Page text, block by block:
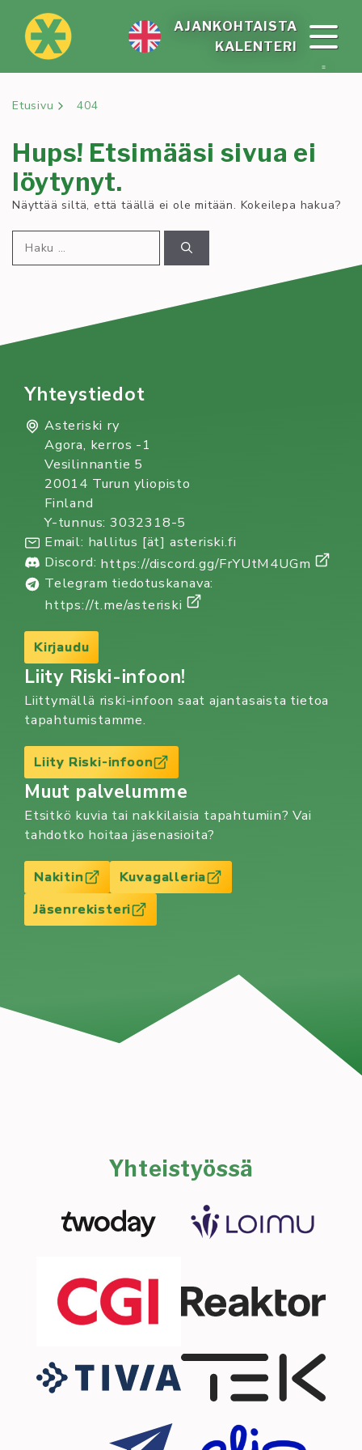
sisältöön
KA­LEN­TE­RI
AJAN­KOH­TAIS­TA
Etusivu 404
Hups! Etsimääsi sivua ei
löytynyt.
Näyttää siltä, että täällä ei ole mitään. Kokeilepa hakua?
Yhteystiedot
Asteriski ry
Agora, kerros -1
Vesilinnantie 5
20014 Turun yliopisto
Finland
Y-tunnus: 3032318-5
Email: hallitus [ät] asteriski.fi
Discord: https://discord.gg/FrYUtM4UGm
Telegram tiedotuskanava:
https://t.me/asteriski
Kirjaudu
Liity Riski-infoon!
Liittymällä riski-infoon saat ajantasaista tietoa
tapahtumistamme.
Liity Riski-infoon
Muut palvelumme
Etsitkö kuvia tai nakkilaisia tapahtumiin? Vai
tahdotko hoitaa jäsenasioita?
Nakitin
Kuvagalleria
Jäsenrekisteri
Yhteistyössä